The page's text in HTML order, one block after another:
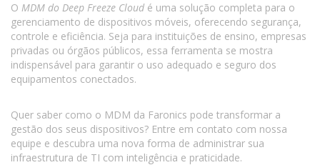
O MDM do Deep Freeze Cloud é uma solução completa para o
gerenciamento de dispositivos móveis, oferecendo segurança,
controle e eficiência. Seja para instituições de ensino, empresas
privadas ou órgãos públicos, essa ferramenta se mostra
indispensável para garantir o uso adequado e seguro dos
equipamentos conectados.
Quer saber como o MDM da Faronics pode transformar a
gestão dos seus dispositivos? Entre em contato com nossa
equipe e descubra uma nova forma de administrar sua
infraestrutura de TI com inteligência e praticidade.